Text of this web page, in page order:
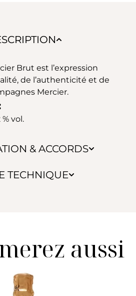
& ACCORDS
TECHNIQUE
Brut est l’expression
de l’authenticité et de
Mercier.
vol.
aussi